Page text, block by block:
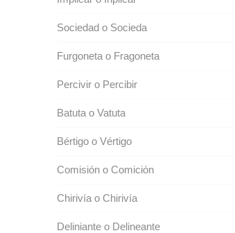
Sociedad o Socieda
Furgoneta o Fragoneta
Percivir o Percibir
Batuta o Vatuta
Bértigo o Vértigo
Comisión o Comición
Chirivía o Chirivía
Deliniante o Delineante